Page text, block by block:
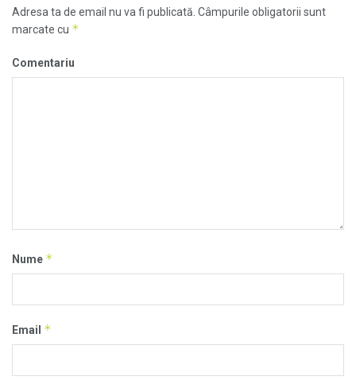
Adresa ta de email nu va fi publicată. Câmpurile obligatorii sunt
marcate cu *
Comentariu
Nume *
Email *